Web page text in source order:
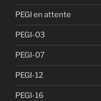
PEGI en attente
PEGI-03
PEGI-07
PEGI-12
PEGI-16